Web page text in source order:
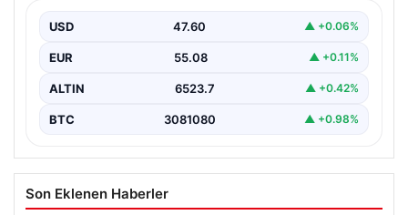
maddelerinden biri olan petrol fiyatlarındaki hareketlilik,
özellikle Orta…
USD 47.60 ▲ +0.06%
EUR 55.08 ▲ +0.11%
ALTIN 6523.7 ▲ +0.42%
BTC 3081080 ▲ +0.98%
Son Eklenen Haberler